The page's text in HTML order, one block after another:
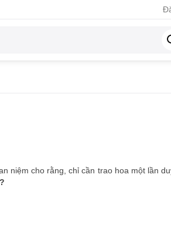
niệm cho rằng, chỉ cần trao hoa một lần